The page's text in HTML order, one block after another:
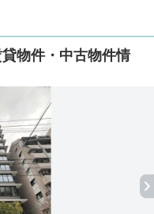
物件・中古物件情